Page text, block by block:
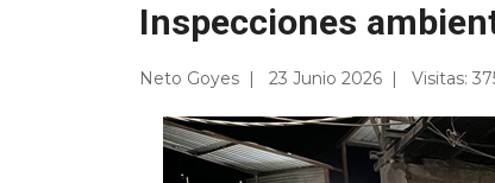
Inspecciones
Neto Goyes 23 Junio 2026 Visitas: